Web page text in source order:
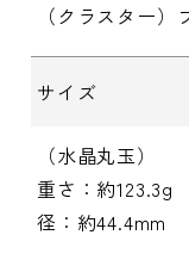
（クラスター
サイズ
（水晶丸玉）
重さ：約123.3g
径：約44.4mm